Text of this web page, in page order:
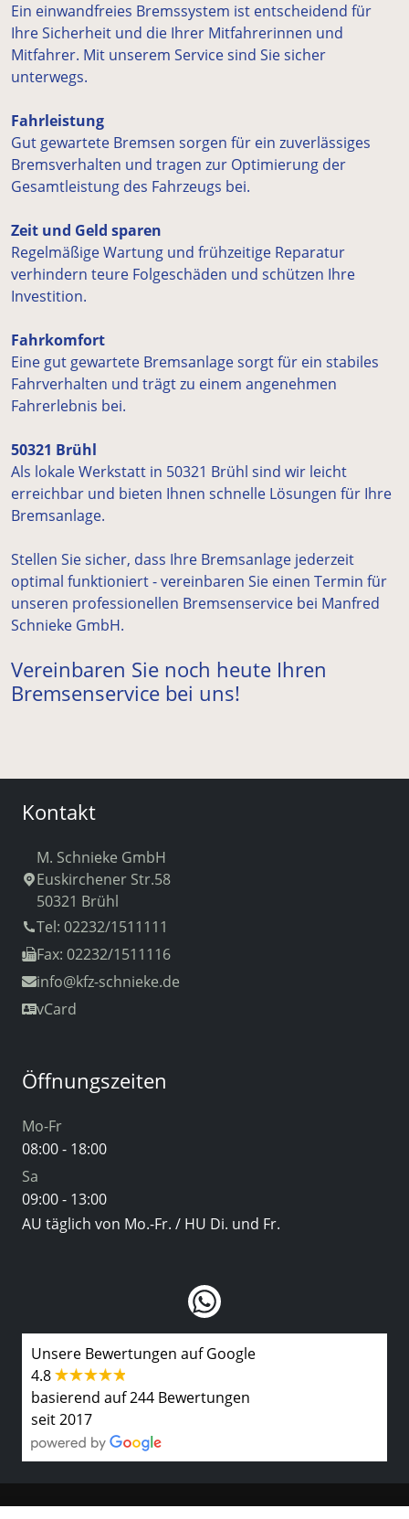
Ein einwandfreies Bremssystem ist entscheidend für
Ihre Sicherheit und die Ihrer Mitfahrerinnen und
Mitfahrer. Mit unserem Service sind Sie sicher
unterwegs.
Fahrleistung
Gut gewartete Bremsen sorgen für ein zuverlässiges
Bremsverhalten und tragen zur Optimierung der
Gesamtleistung des Fahrzeugs bei.
Zeit und Geld sparen
Regelmäßige Wartung und frühzeitige Reparatur
verhindern teure Folgeschäden und schützen Ihre
Investition.
Fahrkomfort
Eine gut gewartete Bremsanlage sorgt für ein stabiles
Fahrverhalten und trägt zu einem angenehmen
Fahrerlebnis bei.
50321 Brühl
Als lokale Werkstatt in 50321 Brühl sind wir leicht
erreichbar und bieten Ihnen schnelle Lösungen für Ihre
Bremsanlage.
Stellen Sie sicher, dass Ihre Bremsanlage jederzeit
optimal funktioniert - vereinbaren Sie einen Termin für
unseren professionellen Bremsenservice bei Manfred
Schnieke GmbH.
Vereinbaren Sie noch heute Ihren
Bremsenservice bei uns!
Kontakt
M. Schnieke GmbH
Euskirchener Str.58
50321 Brühl
Tel: 02232/1511111
Fax: 02232/1511116
info@kfz-schnieke.de
vCard
Öffnungszeiten
Mo-Fr
08:00 - 18:00
Sa
09:00 - 13:00
AU täglich von Mo.-Fr. / HU Di. und Fr.
Unsere Bewertungen auf Google
4.8
basierend auf 244 Bewertungen
seit 2017